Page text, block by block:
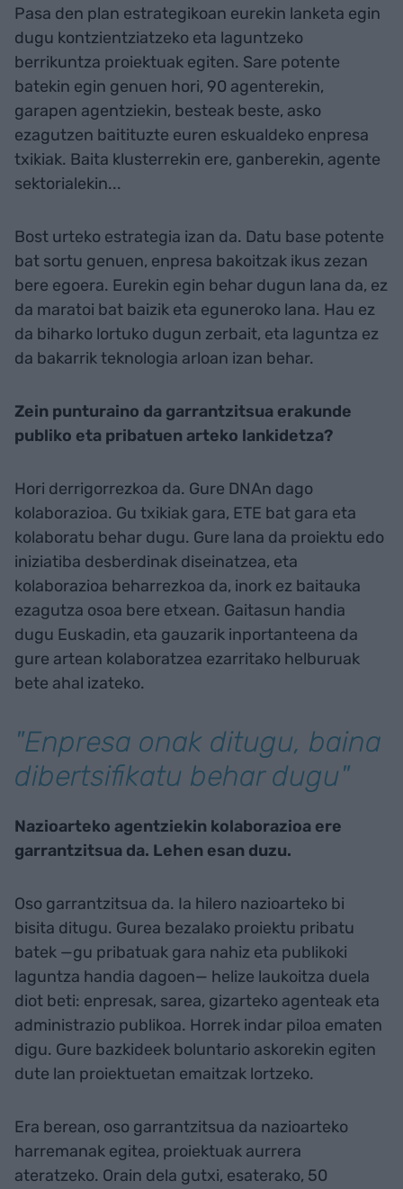
Pasa den plan estrategikoan eurekin lanketa egin
dugu kontzientziatzeko eta laguntzeko
berrikuntza proiektuak egiten. Sare potente
batekin egin genuen hori, 90 agenterekin,
garapen agentziekin, besteak beste, asko
ezagutzen baitituzte euren eskualdeko enpresa
txikiak. Baita klusterrekin ere, ganberekin, agente
sektorialekin...
Bost urteko estrategia izan da. Datu base potente
bat sortu genuen, enpresa bakoitzak ikus zezan
bere egoera. Eurekin egin behar dugun lana da, ez
da maratoi bat baizik eta eguneroko lana. Hau ez
da biharko lortuko dugun zerbait, eta laguntza ez
da bakarrik teknologia arloan izan behar.
Zein punturaino da garrantzitsua erakunde
publiko eta pribatuen arteko lankidetza?
Hori derrigorrezkoa da. Gure DNAn dago
kolaborazioa. Gu txikiak gara, ETE bat gara eta
kolaboratu behar dugu. Gure lana da proiektu edo
iniziatiba desberdinak diseinatzea, eta
kolaborazioa beharrezkoa da, inork ez baitauka
ezagutza osoa bere etxean. Gaitasun handia
dugu Euskadin, eta gauzarik inportanteena da
gure artean kolaboratzea ezarritako helburuak
bete ahal izateko.
"Enpresa onak ditugu, baina
dibertsifikatu behar dugu"
Nazioarteko agentziekin kolaborazioa ere
garrantzitsua da. Lehen esan duzu.
Oso garrantzitsua da. Ia hilero nazioarteko bi
bisita ditugu. Gurea bezalako proiektu pribatu
batek —gu pribatuak gara nahiz eta publikoki
laguntza handia dagoen— helize laukoitza duela
diot beti: enpresak, sarea, gizarteko agenteak eta
administrazio publikoa. Horrek indar piloa ematen
digu. Gure bazkideek boluntario askorekin egiten
dute lan proiektuetan emaitzak lortzeko.
Era berean, oso garrantzitsua da nazioarteko
harremanak egitea, proiektuak aurrera
ateratzeko. Orain dela gutxi, esaterako, 50